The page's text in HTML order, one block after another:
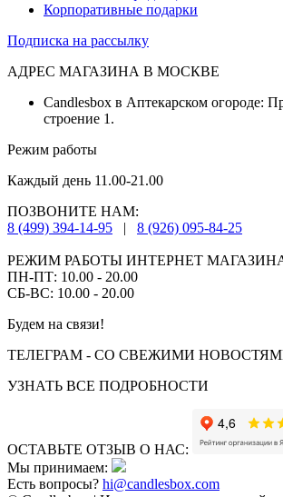
Корпоративные подарки
Подписка на рассылку
АДРЕС МАГАЗИНА В МОСКВЕ
Candlesbox в Аптекарском огороде:
строение 1.
Режим работы
Каждый день 11.00-21.00
ПОЗВОНИТЕ НАМ:
8 (499) 394-14-95
| 8 (926) 095-84-25
РЕЖИМ РАБОТЫ ИНТЕРНЕТ
ПН-ПТ: 10.00 - 20.00
СБ-ВС: 10.00 - 20.00
Будем на связи!
ТЕЛЕГРАМ - СО СВЕЖИМИ
УЗНАТЬ ВСЕ ПОДРОБНОСТИ
ОСТАВЬТЕ ОТЗЫВ О НАС:
Мы принимаем:
Есть вопросы? hi@candlesbox.com